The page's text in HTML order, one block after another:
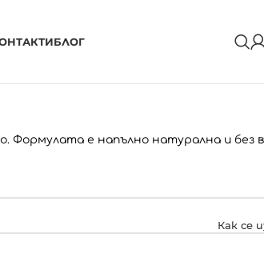
БЛОГ
Формулата е напълно натурална и без
Как се